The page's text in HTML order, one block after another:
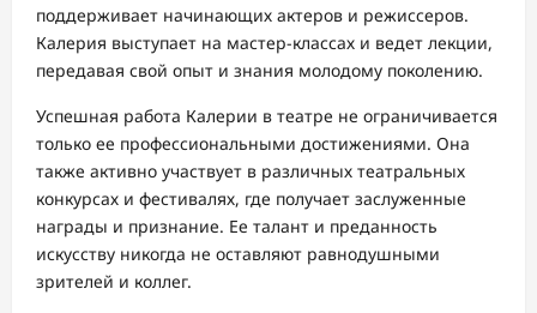
поддерживает начинающих актеров и режиссеров.
Калерия выступает на мастер-классах и ведет лекции,
передавая свой опыт и знания молодому поколению.
Успешная работа Калерии в театре не ограничивается
только ее профессиональными достижениями. Она
также активно участвует в различных театральных
конкурсах и фестивалях, где получает заслуженные
награды и признание. Ее талант и преданность
искусству никогда не оставляют равнодушными
зрителей и коллег.